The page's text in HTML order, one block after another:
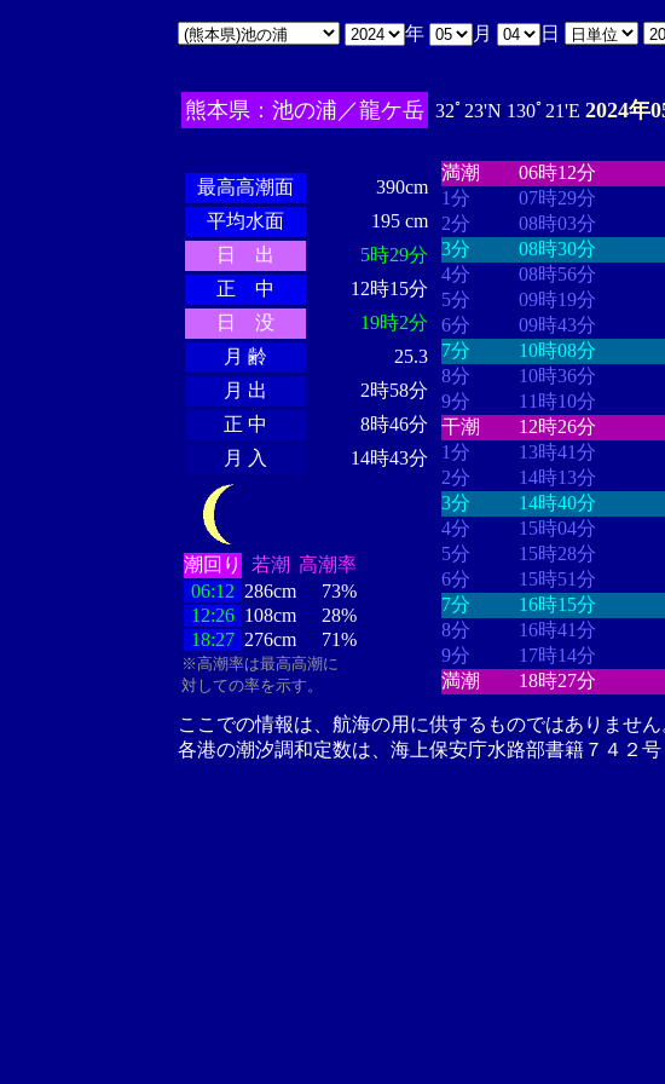
年 月 日
熊本県：池の浦／龍ケ岳 32ﾟ23'N 130ﾟ21'E 2024年
最高高潮面
390cm
平均水面
195 cm
日 出
5時29分
正 中
12時15分
日 没
19時2分
月 齢
25.3
月 出
2時58分
正 中
8時46分
月 入
14時43分
潮回り 若潮 高潮率
06:12 286cm
73%
12:26 108cm
28%
18:27 276cm 71%
※高潮率は最高高潮に
対しての率を示す。
満潮
06時12分
1分
07時29分
2分
08時03分
3分
08時30分
4分
08時56分
5分
09時19分
6分
09時43分
7分
10時08分
8分
10時36分
9分
11時10分
干潮
12時26分
1分
13時41分
2分
14時13分
3分
14時40分
4分
15時04分
5分
15時28分
6分
15時51分
7分
16時15分
8分
16時41分
9分
17時14分
満潮
18時27分
ここでの情報は、航海の用に供するものではありませ
各港の潮汐調和定数は、海上保安庁水路部書籍７４２